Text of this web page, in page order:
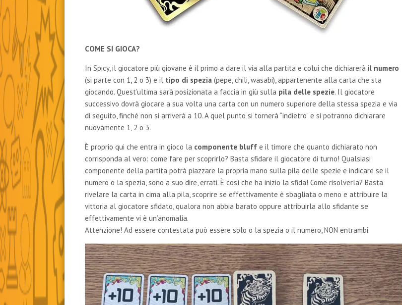
COME SI GIOCA?
In Spicy, il giocatore più giovane è il primo a dare il via alla partita e colui che dichiarerà il numero
(si parte con 1, 2 o 3) e il tipo di spezia (pepe, chili, wasabi), appartenente alla carta che sta
giocando. Quest’ultima sarà posizionata a faccia in giù sulla pila delle spezie. Il giocatore
successivo dovrà giocare a sua volta una carta con un numero superiore della stessa spezia e via
di seguito, finché non si arriverà a 10. A quel punto si tornerà “indietro” e si potranno dichiarare
nuovamente 1, 2 o 3.
È proprio qui che entra in gioco la componente bluffe il timore che quanto dichiarato non
corrisponda al vero: come fare per scoprirlo? Basta sfidare il giocatore di turno! Qualsiasi
componente della partita potrà piazzare la propria mano sulla pila delle spezie e indicare se il
numero o la spezia, sono a suo dire, errati. È così che ha inizio la sfida! Come risolverla? Basta
rivelare la carta in cima alla pila, scoprire se effettivamente è sbagliata o meno e attribuire la
vittoria al giocatore sfidato, qualora non abbia barato oppure attribuirla allo sfidante se
effettivamente vi è un’anomalia.
Attenzione! Ad essere contestata può essere solo o la spezia o il numero, NON entrambi.